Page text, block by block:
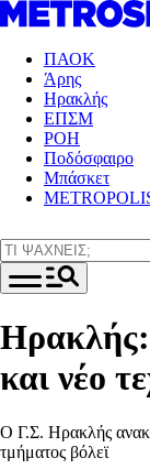
ΠΑΟΚ
Άρης
Ηρακλής
ΕΠΣΜ
ΡΟΗ
Ποδόσφαιρο
Μπάσκετ
και νέο
Ο Γ.Σ. Ηρακλής
τμήματος βόλεϊ